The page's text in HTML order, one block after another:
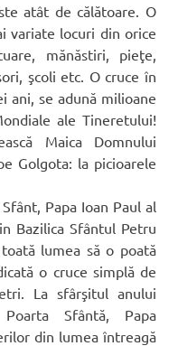
atât de călătoare. O
variate locuri din orice
mănăstiri, pieţe,
şcoli etc. O cruce în
ani, se adună milioane
ale Tineretului!
Maica Domnului
Golgota: la picioarele
Papa Ioan Paul al
Bazilica Sfântul Petru
lumea să o poată
o cruce simplă de
La sfârşitul anului
Sfântă, Papa
din lumea întreagă